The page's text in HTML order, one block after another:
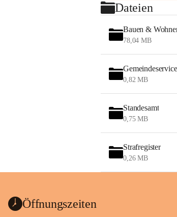
Dateien
Bauen &
78,04 MB
Gemeindeservice
0,82 MB
Standesamt
0,75 MB
Strafregister
0,26 MB
Öffnungszeiten